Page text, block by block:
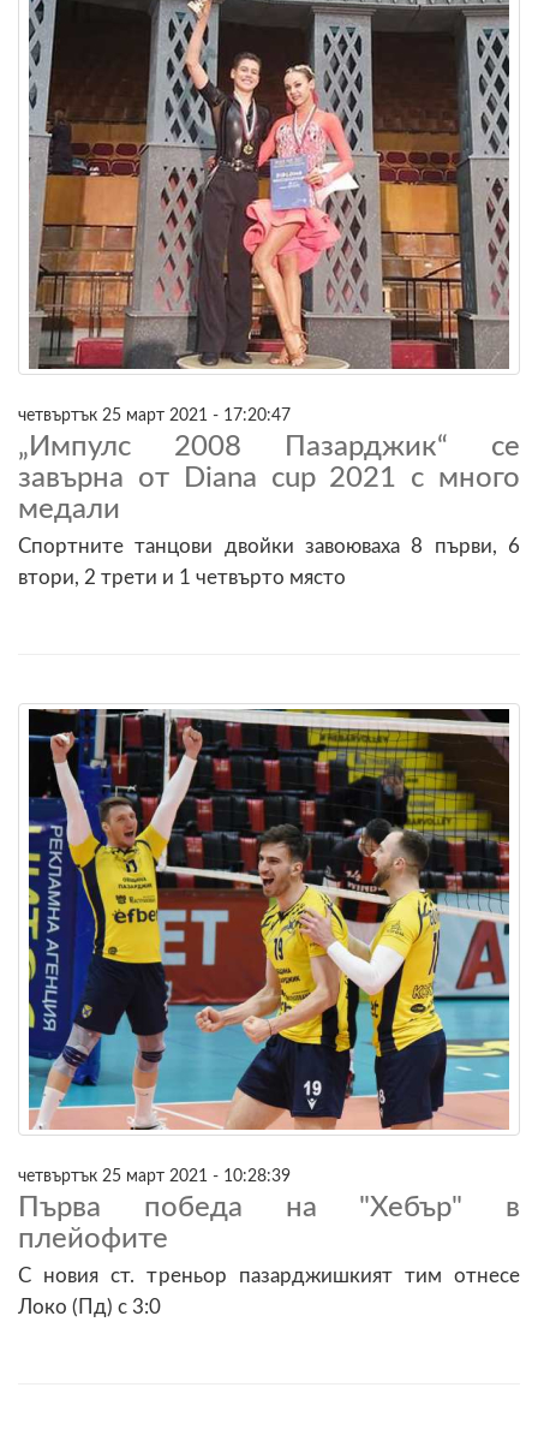
четвъртък 25 март 2021 - 17:20:47
„Импулс 2008 Пазарджик“ се
завърна от Diana cup 2021 с много
медали
Спортните танцови двойки завоюваха 8 първи, 6
втори, 2 трети и 1 четвърто място
четвъртък 25 март 2021 - 10:28:39
Първа победа на "Хебър" в
плейофите
С новия ст. треньор пазарджишкият тим отнесе
Локо (Пд) с 3:0